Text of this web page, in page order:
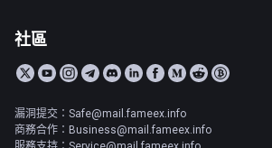
社區
漏洞提交：Safe@mail.fameex.info
商務合作：Business@mail.fameex.info